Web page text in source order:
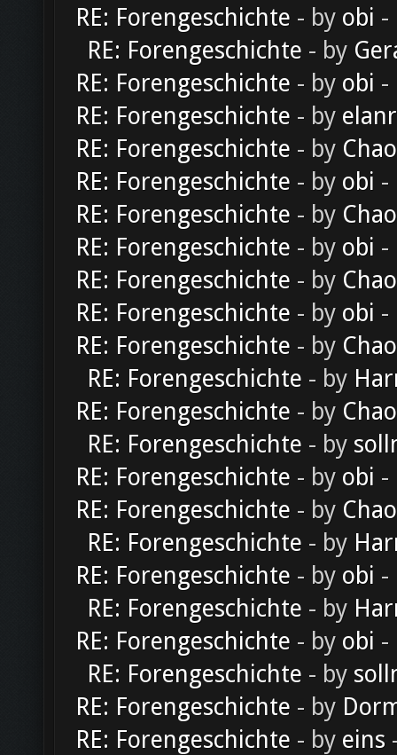
RE: Forengeschichte - by obi -
RE: Forengeschichte - by
RE: Forengeschichte - by obi -
RE: Forengeschichte - by
RE: Forengeschichte - by
RE: Forengeschichte - by obi -
RE: Forengeschichte - by
RE: Forengeschichte - by obi -
RE: Forengeschichte - by
RE: Forengeschichte - by obi -
RE: Forengeschichte - by
RE: Forengeschichte - by
RE: Forengeschichte - by
RE: Forengeschichte - by
RE: Forengeschichte - by obi -
RE: Forengeschichte - by
RE: Forengeschichte - by
RE: Forengeschichte - by obi -
RE: Forengeschichte - by
RE: Forengeschichte - by obi -
RE: Forengeschichte - by
RE: Forengeschichte - by
RE: Forengeschichte - by eins